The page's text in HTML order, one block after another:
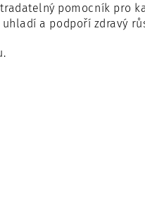
pomocník pro
a podpoří zdravý